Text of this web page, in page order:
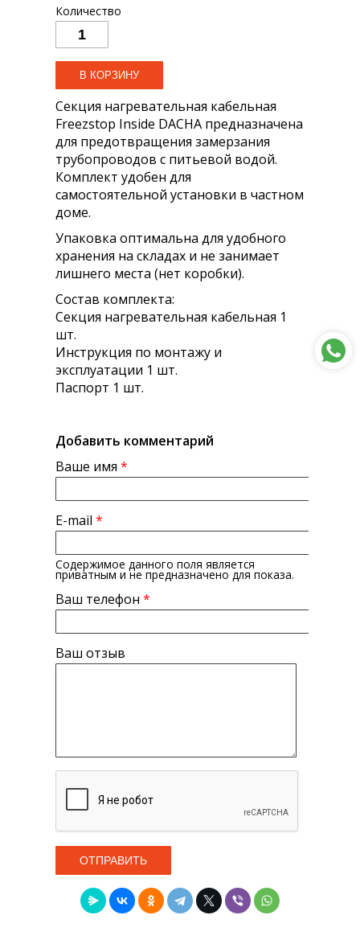
Количество
Секция нагревательная кабельная
Freezstop Inside DACHA предназначена
для предотвращения замерзания
трубопроводов с питьевой водой.
Комплект удобен для
самостоятельной установки в частном
доме.
Упаковка оптимальна для удобного
хранения на складах и не занимает
лишнего места (нет коробки).
Состав комплекта:
Секция нагревательная кабельная 1
шт.
Инструкция по монтажу и
эксплуатации 1 шт.
Паспорт 1 шт.
Добавить комментарий
Ваше имя *
E-mail *
Содержимое данного поля является
приватным и не предназначено для показа.
Ваш телефон *
Ваш отзыв